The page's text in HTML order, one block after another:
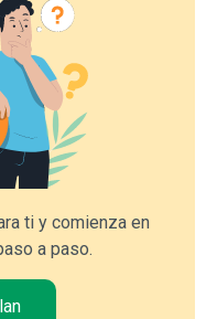
ti y comienza en
a paso.